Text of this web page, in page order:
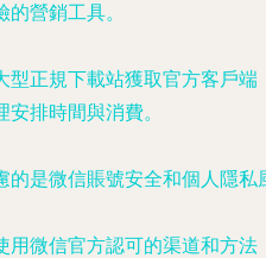
的營銷工具。
型正規下載站獲取官方客戶端
排時間與消費。
的是微信賬號安全和個人隱私
用微信官方認可的渠道和方法